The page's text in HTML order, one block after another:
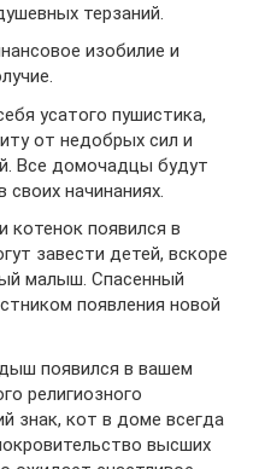
терзаний.
изобилие и
усатого пушистика,
от недобрых сил и
Все домочадцы будут
начинаниях.
котенок появился в
завести детей, вскоре
малыш. Спасенный
появления новой
появился в вашем
религиозного
знак, кот в доме всегда
высших